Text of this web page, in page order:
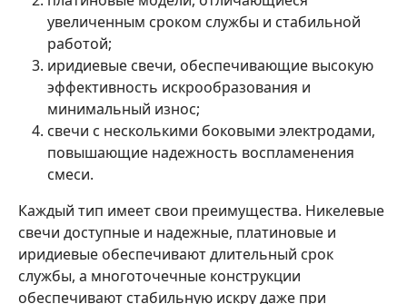
увеличенным сроком службы и стабильной
работой;
иридиевые свечи, обеспечивающие высокую
эффективность искрообразования и
минимальный износ;
свечи с несколькими боковыми электродами,
повышающие надежность воспламенения
смеси.
Каждый тип имеет свои преимущества. Никелевые
свечи доступные и надежные, платиновые и
иридиевые обеспечивают длительный срок
службы, а многоточечные конструкции
обеспечивают стабильную искру даже при